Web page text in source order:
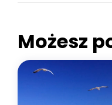
Możesz